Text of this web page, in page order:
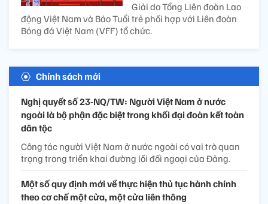
Giải do Tổng Liên đoàn Lao
động Việt Nam và Báo Tuổi trẻ phối hợp với Liên đoàn
Bóng đá Việt Nam (VFF) tổ chức.
Chính sách mới
Nghị quyết số 23-NQ/TW: Người Việt Nam ở nước
ngoài là bộ phận đặc biệt trong khối đại đoàn kết toàn
dân tộc
Công tác người Việt Nam ở nước ngoài có vai trò quan
trọng trong triển khai đường lối đối ngoại của Đảng.
Một số quy định mới về thực hiện thủ tục hành chính
theo cơ chế một cửa, một cửa liên thông